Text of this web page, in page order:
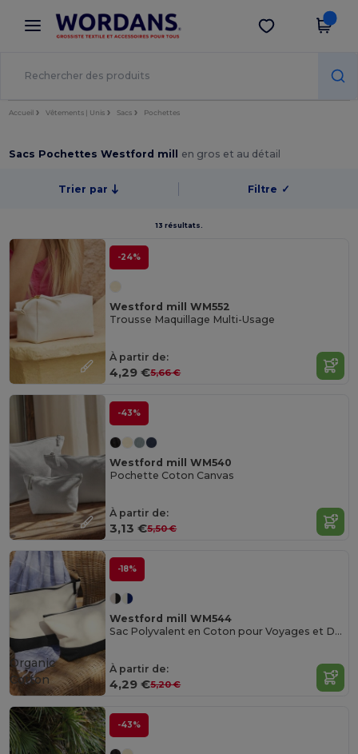
× Appli Wordans
Meilleurs prix sur l’app !
Obtenir l'appli
Accueil Vêtements | Unis Sacs Pochettes
Sacs Pochettes Westford mill en gros et au détail
Trier par Filtre ✓
13 résultats.
-24%
Westford mill WM552
Trousse Maquillage Multi-Usage
À partir de:
4,29 €5,66 €
-43%
Westford mill WM540
Pochette Coton Canvas
À partir de:
3,13 €5,50 €
-18%
Westford mill WM544
Sac Polyvalent en Coton pour Voyages et Décoration
À partir de:
4,29 €5,20 €
Organic
Cotton
-43%